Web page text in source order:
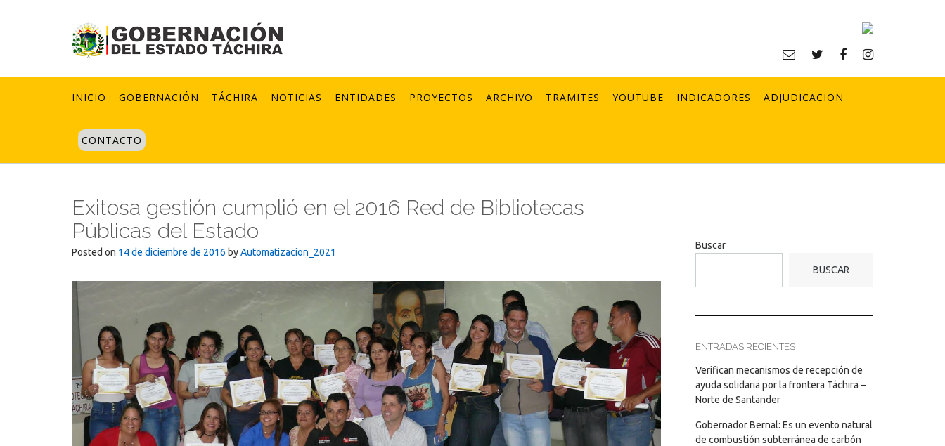
INICIO GOBERNACIÓN TÁCHIRA NOTICIAS ENTIDADES PROYECTOS ARCHIVO TRAMITES YOUTUBE INDICADORES ADJUDICACION
CONTACTO
Exitosa gestión cumplió en el 2016 Red de Bibliotecas
Públicas del Estado
Posted on 14 de diciembre de 2016 byAutomatizacion_2021
Buscar
BUSCAR
ENTRADAS RECIENTES
Verifican mecanismos de recepción de
ayuda solidaria por la frontera Táchira –
Norte de Santander
Gobernador Bernal: Es un evento natural
de combustión subterránea de carbón